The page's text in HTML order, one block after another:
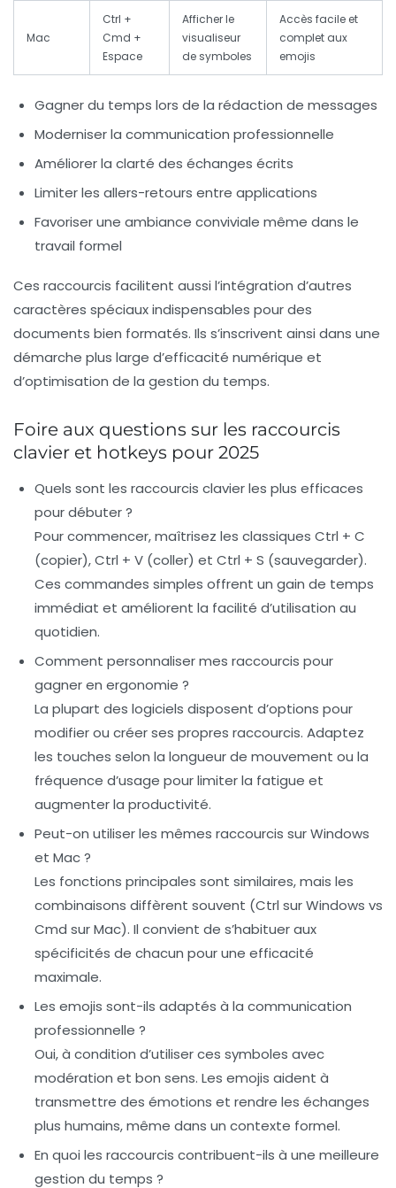
Mac
Ctrl +
Cmd +
Espace
Afficher le
visualiseur
de symboles
Accès facile et
complet aux
emojis
Gagner du temps lors de la rédaction de messages
Moderniser la communication professionnelle
Améliorer la clarté des échanges écrits
Limiter les allers-retours entre applications
Favoriser une ambiance conviviale même dans le
travail formel
Ces raccourcis facilitent aussi l’intégration d’autres
caractères spéciaux indispensables pour des
documents bien formatés. Ils s’inscrivent ainsi dans une
démarche plus large d’efficacité numérique et
d’optimisation de la gestion du temps.
Foire aux questions sur les raccourcis
clavier et hotkeys pour 2025
Quels sont les raccourcis clavier les plus efficaces
pour débuter ?
Pour commencer, maîtrisez les classiques Ctrl + C
(copier), Ctrl + V (coller) et Ctrl + S (sauvegarder).
Ces commandes simples offrent un gain de temps
immédiat et améliorent la facilité d’utilisation au
quotidien.
Comment personnaliser mes raccourcis pour
gagner en ergonomie ?
La plupart des logiciels disposent d’options pour
modifier ou créer ses propres raccourcis. Adaptez
les touches selon la longueur de mouvement ou la
fréquence d’usage pour limiter la fatigue et
augmenter la productivité.
Peut-on utiliser les mêmes raccourcis sur Windows
et Mac ?
Les fonctions principales sont similaires, mais les
combinaisons diffèrent souvent (Ctrl sur Windows vs
Cmd sur Mac). Il convient de s’habituer aux
spécificités de chacun pour une efficacité
maximale.
Les emojis sont-ils adaptés à la communication
professionnelle ?
Oui, à condition d’utiliser ces symboles avec
modération et bon sens. Les emojis aident à
transmettre des émotions et rendre les échanges
plus humains, même dans un contexte formel.
En quoi les raccourcis contribuent-ils à une meilleure
gestion du temps ?